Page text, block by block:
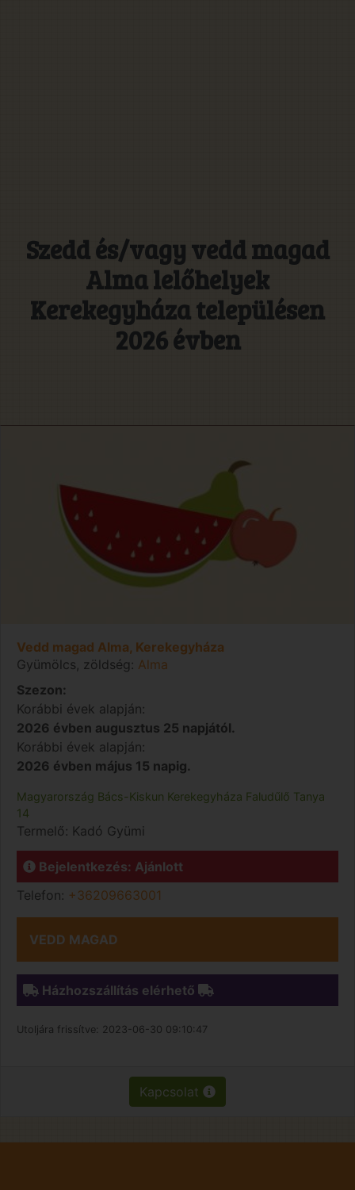
Szedd és/vagy vedd magad
Alma lelőhelyek
Kerekegyháza településen
2026 évben
Vedd magad Alma, Kerekegyháza
Gyümölcs, zöldség: Alma
Szezon:
Korábbi évek alapján:
2026 évben augusztus 25 napjától.
Korábbi évek alapján:
2026 évben május 15 napig.
Magyarország Bács-Kiskun Kerekegyháza Faludűlő Tanya
14
Termelő: Kadó Gyümi
Bejelentkezés: Ajánlott
Telefon: +36209663001
VEDD MAGAD
Házhozszállítás elérhető
Utoljára frissítve: 2023-06-30 09:10:47
Kapcsolat